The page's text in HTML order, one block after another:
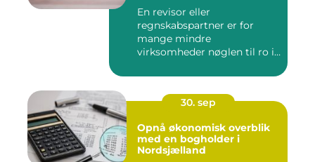
En revisor eller
regnskabspartner er for
mange mindre
virksomheder nøglen til ro i
30. sep
Opnå økonomisk overblik
med en bogholder i
Nordsjælland